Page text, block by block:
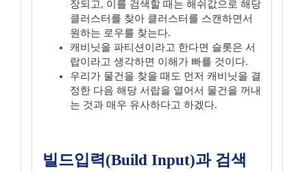
장되고, 이를 검색할 때는 해쉬값으로 해당
클러스터를 찾아 클러스터를 스캔하면서
원하는 로우를 찾는다.
캐비닛을 파티션이라고 한다면 슬롯은 서
랍이라고 생각하면 이해가 빠를 것이다.
우리가 물건을 찾을 때도 먼저 캐비닛을 결
정한 다음 해당 서랍을 열어서 물건을 꺼내
는 것과 매우 유사하다고 하겠다.
빌드입력(Build Input)과 검색